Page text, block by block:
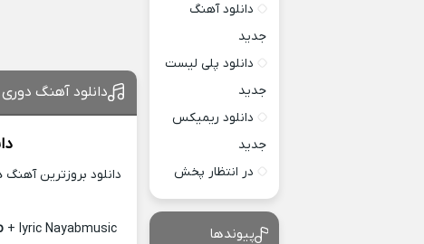
دانلود آهنگ
دانلود بروزترین
+ lyric Nayabmusic
دانلود آهنگ
جدید
دانلود پلی لیست
جدید
دانلود ریمیکس
جدید
در انتظار پخش
پیوندها